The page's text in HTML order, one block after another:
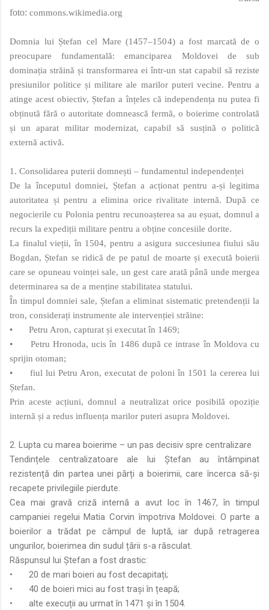
foto: commons.wikimedia.org
Domnia lui Ștefan cel Mare (1457–1504) a fost marcată de o
preocupare fundamentală: emanciparea Moldovei de sub
dominația străină și transformarea ei într-un stat capabil să reziste
presiunilor politice și militare ale marilor puteri vecine. Pentru a
atinge acest obiectiv, Ștefan a înțeles că independența nu putea fi
obținută fără o autoritate domnească fermă, o boierime controlată
și un aparat militar modernizat, capabil să susțină o politică
externă activă.
1. Consolidarea puterii domnești – fundamentul independenței
De la începutul domniei, Ștefan a acționat pentru a-și legitima
autoritatea și pentru a elimina orice rivalitate internă. După ce
negocierile cu Polonia pentru recunoașterea sa au eșuat, domnul a
recurs la expediții militare pentru a obține concesiile dorite.
La finalul vieții, în 1504, pentru a asigura succesiunea fiului său
Bogdan, Ștefan se ridică de pe patul de moarte și execută boierii
care se opuneau voinței sale, un gest care arată până unde mergea
determinarea sa de a menține stabilitatea statului.
În timpul domniei sale, Ștefan a eliminat sistematic pretendenții la
tron, considerați instrumente ale intervenției străine:
•
Petru Aron, capturat și executat în 1469;
•
Petru Hronoda, ucis în 1486 după ce intrase în Moldova cu
sprijin otoman;
•
fiul lui Petru Aron, executat de poloni în 1501 la cererea lui
Ștefan.
Prin aceste acțiuni, domnul a neutralizat orice posibilă opoziție
internă și a redus influența marilor puteri asupra Moldovei.
2. Lupta cu marea boierime – un pas decisiv spre centralizare
Tendințele centralizatoare ale lui Ștefan au întâmpinat
rezistență din partea unei părți a boierimii, care încerca să-și
recapete privilegiile pierdute.
Cea mai gravă criză internă a avut loc în 1467, în timpul
campaniei regelui Matia Corvin împotriva Moldovei. O parte a
boierilor a trădat pe câmpul de luptă, iar după retragerea
ungurilor, boierimea din sudul țării s-a răsculat.
Răspunsul lui Ștefan a fost drastic:
•
20 de mari boieri au fost decapitați;
•
40 de boieri mici au fost trași în țeapă;
•
alte execuții au urmat în 1471 și în 1504.